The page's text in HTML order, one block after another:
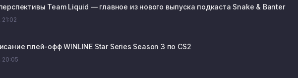
Team Liquid — главное из нового выпуска подкаста Snake & Banter
21:02
плей-офф WINLINE Star Series Season 3 по CS2
20:05